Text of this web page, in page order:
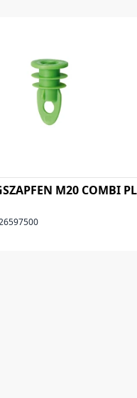
M20 COMBI